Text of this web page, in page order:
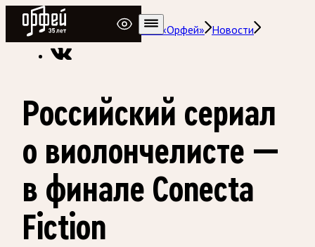
Радио Орфей
Радио классической музыки «Орфей» Новости
Российский сериал
о виолончелисте —
в финале Conecta
Fiction